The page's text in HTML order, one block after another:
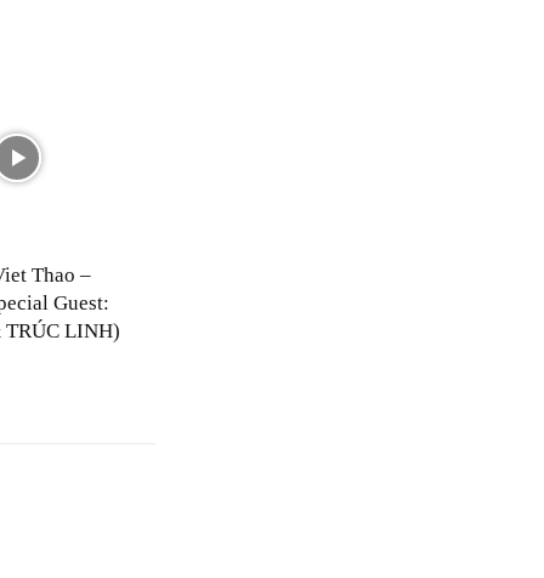
Thao –
Guest:
LINH)